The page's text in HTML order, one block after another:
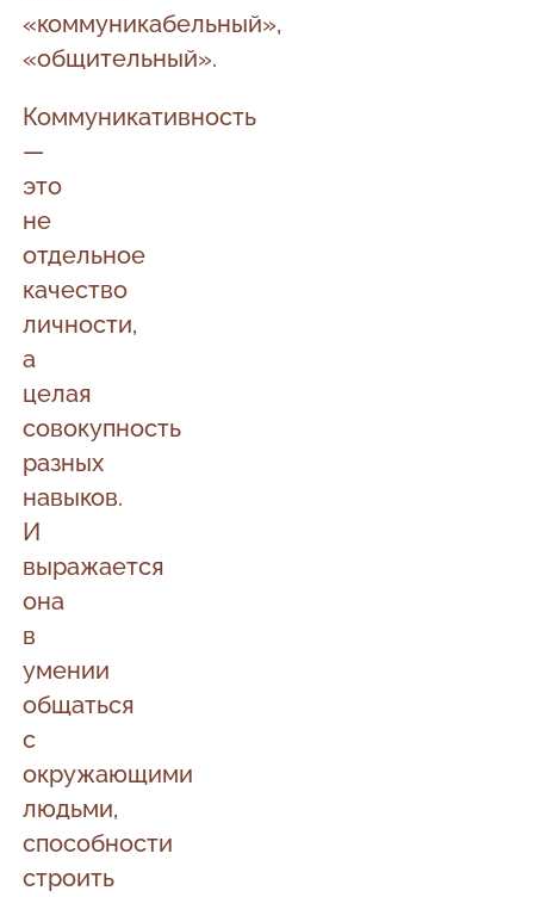
«коммуникабельный»,
«общительный».
Коммуникативность
—
это
не
отдельное
качество
личности,
а
целая
совокупность
разных
навыков.
И
выражается
она
в
умении
общаться
с
окружающими
людьми,
способности
строить